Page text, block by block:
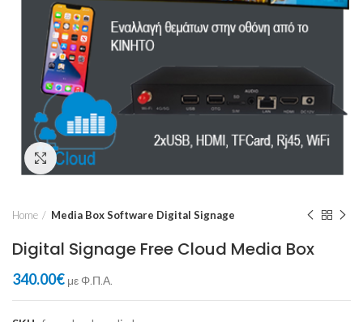
Click to enlarge
Home Media Box Software Digital Signage
Digital Signage Free Cloud Media Box
340.00€ με Φ.Π.Α.